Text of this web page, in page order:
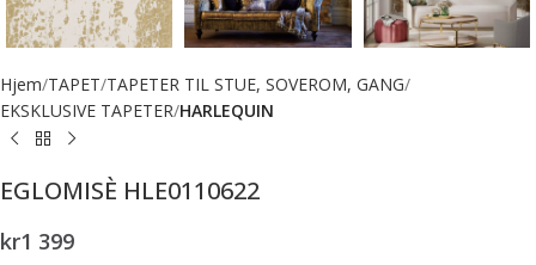
Hjem TAPET TAPETER TIL STUE, SOVEROM, GANG
EKSKLUSIVE TAPETER HARLEQUIN
EGLOMISÈ HLE0110622
kr1 399